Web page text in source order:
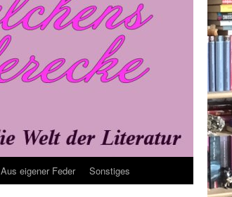
Aus eigener Feder Sonstiges